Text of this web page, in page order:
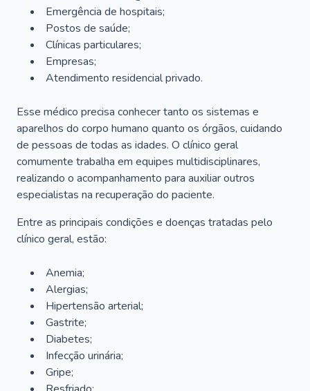
Emergência de hospitais;
Postos de saúde;
Clínicas particulares;
Empresas;
Atendimento residencial privado.
Esse médico precisa conhecer tanto os sistemas e
aparelhos do corpo humano quanto os órgãos, cuidando
de pessoas de todas as idades. O clínico geral
comumente trabalha em equipes multidisciplinares,
realizando o acompanhamento para auxiliar outros
especialistas na recuperação do paciente.
Entre as principais condições e doenças tratadas pelo
clínico geral, estão:
Anemia;
Alergias;
Hipertensão arterial;
Gastrite;
Diabetes;
Infecção urinária;
Gripe;